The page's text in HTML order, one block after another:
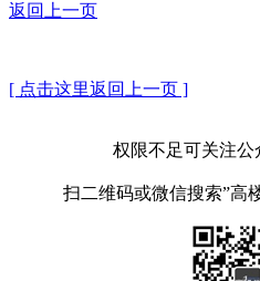
返回上一页
[ 点击这里返回上一页 ]
权限不足可关注
扫二维码或微信搜索”高